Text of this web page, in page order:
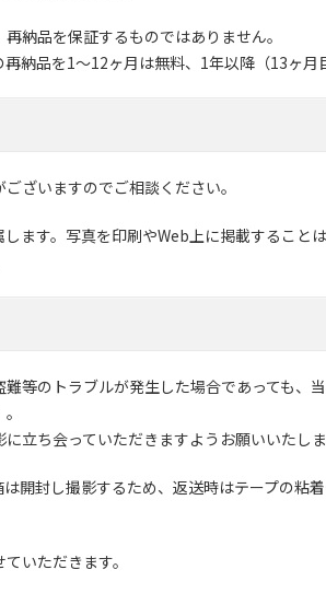
納品を保証するものではありません。
納品を1〜12ヶ月は無料、1年以降（13ヶ月
ざいますのでご相談ください。
ます。写真を印刷やWeb上に掲載すること
等のトラブルが発生した場合であっても、
立ち会っていただきますようお願いいたしま
開封し撮影するため、返送時はテープの粘
いただきます。